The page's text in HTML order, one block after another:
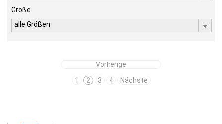
Größe
alle Größen
Vorherige
1
2 3 4 Nächste